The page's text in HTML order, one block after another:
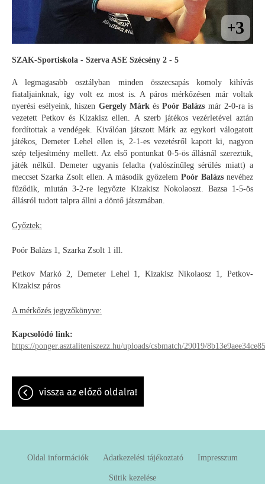
SZAK-Sportiskola - Szerva ASE Szécsény 2 - 5
A legmagasabb osztályban minden összecsapás komoly kihívás
fiataljainknak, így volt ez most is. A páros mérkőzésen már voltak
nyerési esélyeink, hiszen Gergely MárkésPoór Balázs már 2-0-ra is
vezetett Petkov és Kizakisz ellen. A szerb játékos vezérletével aztán
fordítottak a vendégek. Kiválóan játszott Márk az egykori válogatott
játékos, Demeter Lehel ellen is, 2-1-es vezetésről kapott ki, nagyon
szép teljesítmény mellett. Az első pontunkat 0-5-ös állásnál szereztük,
játék nélkül. Demeter ugyanis feladta (valószínűleg sérülés miatt) a
meccset Szarka Zsolt ellen. A második győzelem Poór Balázs nevéhez
fűződik, miután 3-2-re legyőzte Kizakisz Nokolaoszt. Bazsa 1-5-ös
állásról tudott talpra állni a döntő játszmában.
Győztek:
Poór Balázs 1, Szarka Zsolt 1 ill.
Petkov Markó 2, Demeter Lehel 1, Kizakisz Nikolaosz 1, Petkov-
Kizakisz páros
A mérkőzés jegyzőkönyve:
Kapcsolódó link:
https://ponger.asztaliteniszezz.hu/uploads/csbmatch/29019/
+3
vissza az előző oldalra!
Oldal információk Adatkezelési tájékoztató Impresszum
Sütik kezelése